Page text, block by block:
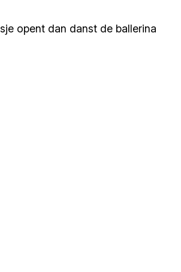
opent dan danst de ballerina